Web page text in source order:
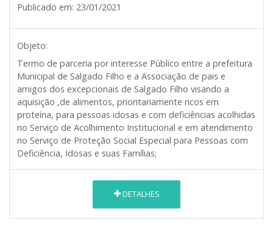
Publicado em: 23/01/2021
Objeto:
Termo de parceria por interesse Público entre a prefeitura
Municipal de Salgado Filho e a Associação de pais e
amigos dos excepcionais de Salgado Filho visando a
aquisição ,de alimentos, prioritariamente ricos em
proteína, para pessoas idosas e com deficiências acolhidas
no Serviço de Acolhimento Institucional e em atendimento
no Serviço de Proteção Social Especial para Pessoas com
Deficiência, Idosas e suas Famílias;
DETALHES